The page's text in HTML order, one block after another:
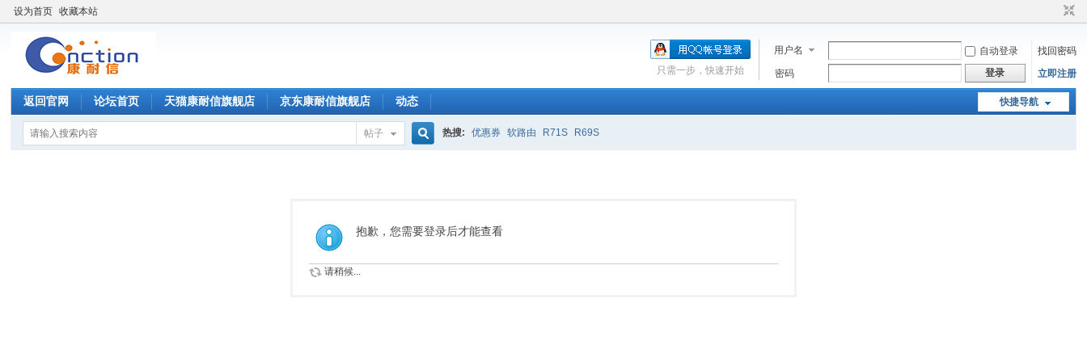
设为首页 收藏本站
用户名 自动登录
找回密码
密码
登录 立即注册
只需一步，快速开始
快捷导航
返回官网 论坛首页 天猫康耐信旗舰店 京东康耐信旗舰店 动态
帖子
索
热搜: 优惠券 软路由 R71S R69S
抱歉，您需要登录后才能查看
请稍候...